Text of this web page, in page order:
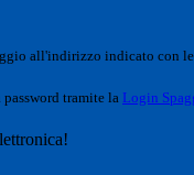
all'indirizzo indicato con
tramite la Login